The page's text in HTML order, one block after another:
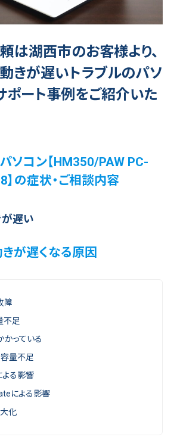
は湖西市のお客様より、
きが遅いトラブルのパソ
ポート事例をご紹介いた
ソコン【HM350/PAW PC-
】の症状・ご相談内容
が遅い
が遅くなる原因
障
不足
かっている
容量不足
よる影響
による影響
化